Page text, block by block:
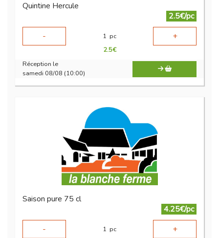
Quintine Hercule
2.5€/pc
-
1 pc +
2.5€
Réception le
samedi 08/08 (10:00)
Saison pure 75 cl
4.25€/pc
-
1 pc +